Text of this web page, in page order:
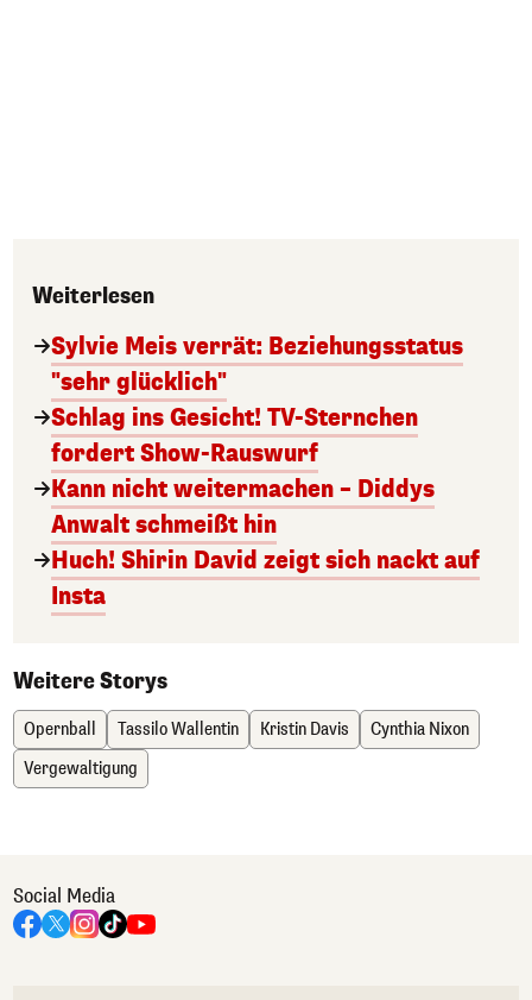
Weiterlesen
Sylvie Meis verrät: Beziehungsstatus
"sehr glücklich"
Schlag ins Gesicht! TV-Sternchen
fordert Show-Rauswurf
Kann nicht weitermachen – Diddys
Anwalt schmeißt hin
Huch! Shirin David zeigt sich nackt auf
Insta
Weitere Storys
Opernball Tassilo Wallentin Kristin Davis
Cynthia Nixon
Vergewaltigung
Social Media